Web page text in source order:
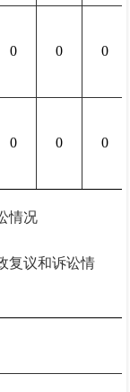
0 0 0
0 0 0
情况
复议和诉讼情